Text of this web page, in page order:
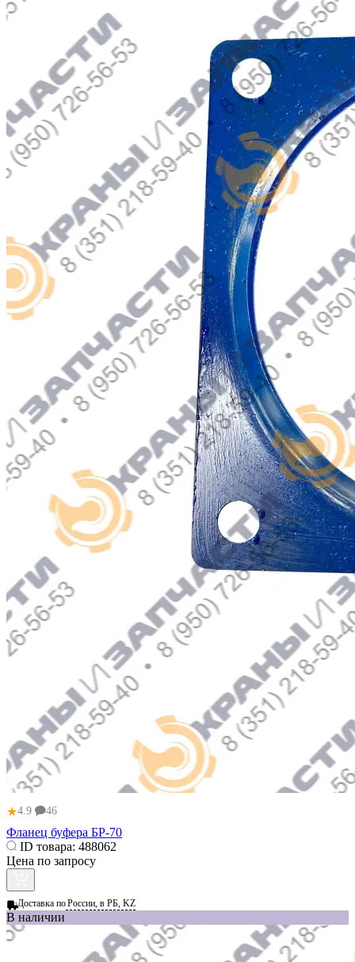
★4.9 46
Фланец буфера БР-70
ID товара: 488062
Цена по запросу
Доставка поРоссии, в РБ, KZ
В наличии